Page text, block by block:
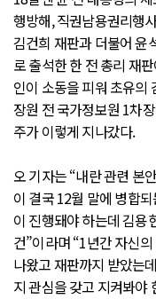
행방해, 직권남용권리행
김건희 재판과 더불어 윤
로 출석한 한 전 총리 재
인이 소동을 피워 초유의
장원 전 국가정보원 1차
주가 이렇게 지나갔다.
오 기자는 “내란 관련 본
이 결국 12월 말에 병합
이 진행돼야 하는데 김용
건”이라며 “1년간 자신
나왔고 재판까지 받았는
지 관심을 갖고 지켜봐야